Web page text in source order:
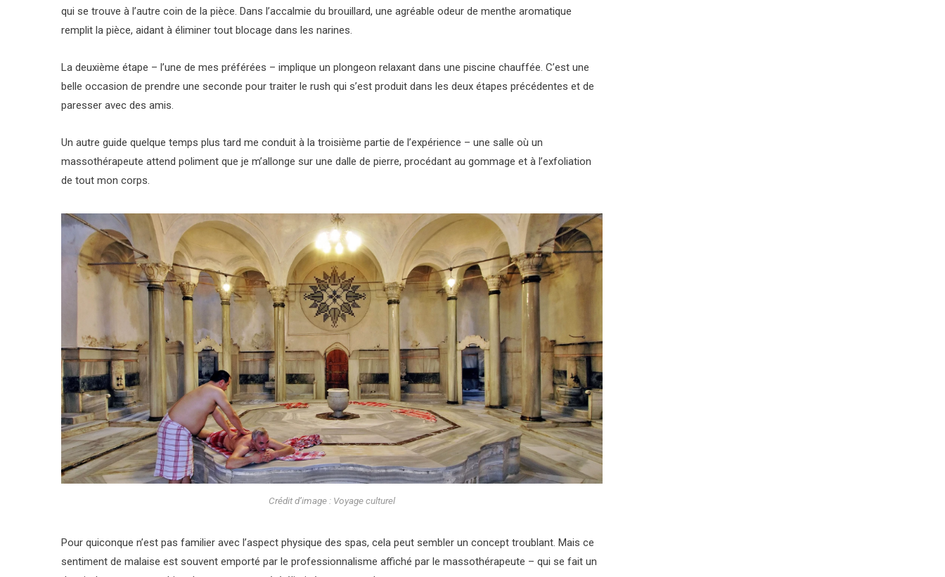
qui se trouve à l’autre coin de la pièce. Dans l’accalmie du brouillard, une agréable odeur de menthe aromatique
remplit la pièce, aidant à éliminer tout blocage dans les narines.
La deuxième étape – l’une de mes préférées – implique un plongeon relaxant dans une piscine chauffée. C’est une
belle occasion de prendre une seconde pour traiter le rush qui s’est produit dans les deux étapes précédentes et de
paresser avec des amis.
Un autre guide quelque temps plus tard me conduit à la troisième partie de l’expérience – une salle où un
massothérapeute attend poliment que je m’allonge sur une dalle de pierre, procédant au gommage et à l’exfoliation
de tout mon corps.
Crédit d’image : Voyage culturel
Pour quiconque n’est pas familier avec l’aspect physique des spas, cela peut sembler un concept troublant. Mais ce
sentiment de malaise est souvent emporté par le professionnalisme affiché par le massothérapeute – qui se fait un